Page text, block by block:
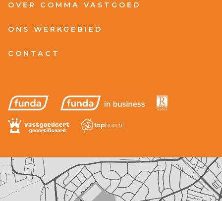
OVER COMMA VASTGOED
ONS WERKGEBIED
CONTACT